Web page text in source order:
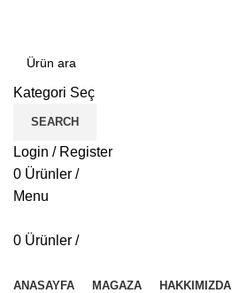
Kategori Seç
SEARCH
Login / Register
0 Ürünler /
Menu
0 Ürünler /
ANASAYFA MAGAZA HAKKIMIZDA